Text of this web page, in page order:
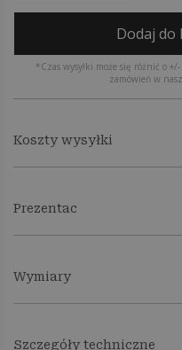
Dodaj do
*Czas wysyłki może się różnić o
zamówień w
Koszty wysyłki
Prezentac
Wymiary
Szczegóły techniczne